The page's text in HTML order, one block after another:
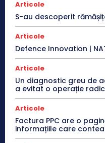
Articole
S-au descoperit
Articole
Defence Innovation |
Articole
Un diagnostic greu de
a evitat o operație
Articole
Factura PPC are o
informațiile care